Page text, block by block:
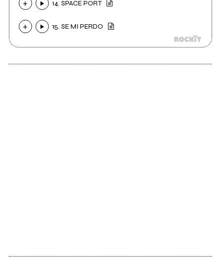
14. SPACE PORT
15. SE MI PERDO